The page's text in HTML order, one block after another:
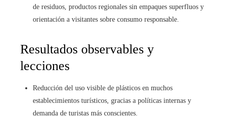
de residuos, productos regionales sin empaques superfluos y
orientación a visitantes sobre consumo responsable.
Resultados observables y
lecciones
Reducción del uso visible de plásticos en muchos
establecimientos turísticos, gracias a políticas internas y
demanda de turistas más conscientes.